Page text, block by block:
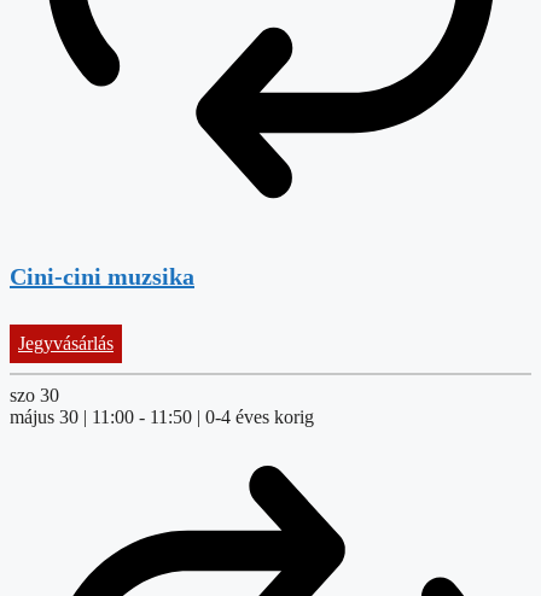
Jegyvásárlás
Cini-cini muzsika
szo 30
május 30 | 11:00 - 11:50 | 0-4 éves korig